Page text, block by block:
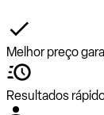
Melhor preço
Resultados